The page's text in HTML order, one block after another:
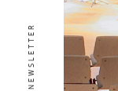
NEWSLETTER